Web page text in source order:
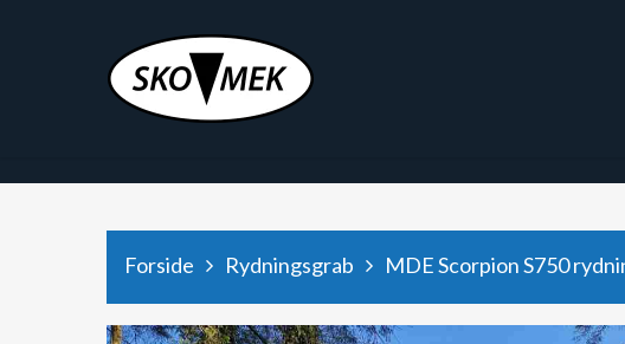
Forside Rydningsgrab MDE Scorpion S750